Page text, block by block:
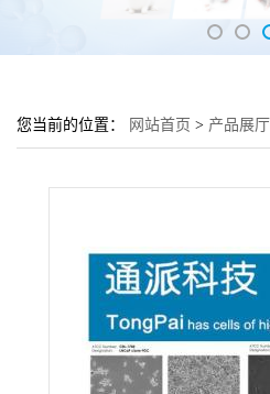
您当前的位置： 网站首页 > 产品展厅